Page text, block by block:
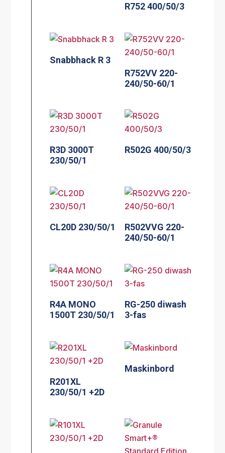
R752 400/50/3
Snabbhack R 3
R752VV 220-
240/50-60/1
R3D 3000T
230/50/1
R502G 400/50/3
CL20D 230/50/1
R502VVG 220-
240/50-60/1
R4A MONO
1500T 230/50/1
RG-250 diwash
3-fas
R201XL
230/50/1 +2D
Maskinbord